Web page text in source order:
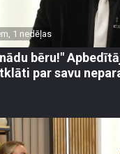
1 nedēļas
bēru!"
par savu